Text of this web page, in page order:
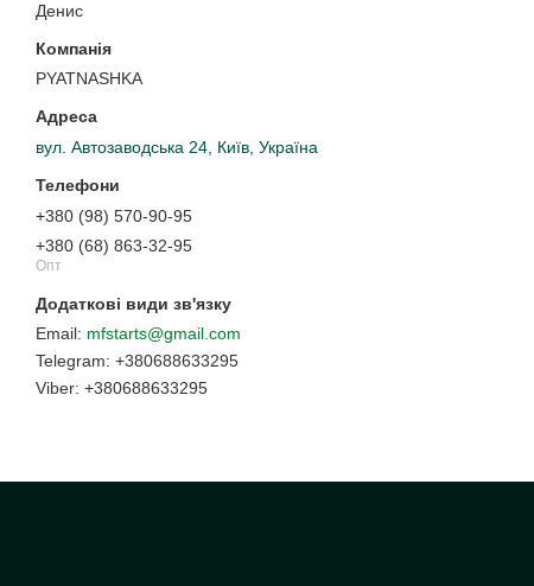
Денис
PYATNASHKA
вул. Автозаводська 24, Київ, Україна
+380 (98) 570-90-95
+380 (68) 863-32-95
Опт
mfstarts@gmail.com
+380688633295
+380688633295